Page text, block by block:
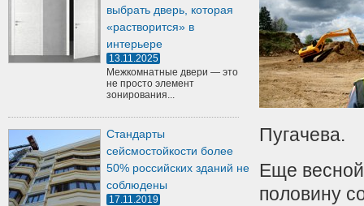
выбрать дверь, которая
«растворится» в
интерьере
13.11.2025
Межкомнатные двери — это
не просто элемент
зонирования...
Стандарты
сейсмостойкости более
50% российских зданий не
соблюдены
17.11.2019
Пугачева.
Еще
половину